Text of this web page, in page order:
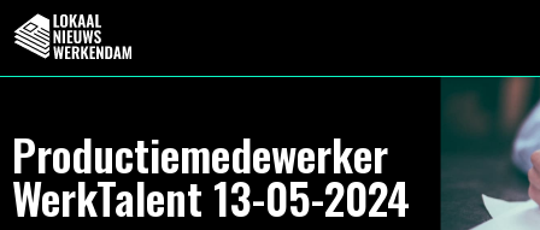
Productiemedewerker
WerkTalent 13-05-2024